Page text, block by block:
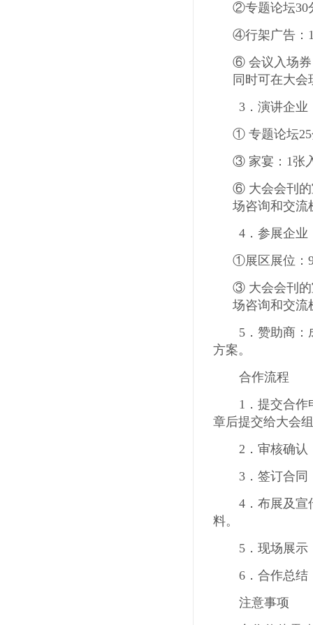
②专题论坛30
④行架广告：
⑥ 会议入场
同时可在大
3．演讲企
① 专题论坛25
③ 家宴： 1张
⑥ 大会会刊的
场咨询和交流
4．参展企业
①展区展位：
③ 大会会刊的
场咨询和交流
5．赞助商
方案。
合作流程
1．提交合
章后提交给大会
2．审核确认
3．签订合
4．布展及宣
料。
5．现场展
6．合作总结
注意事项